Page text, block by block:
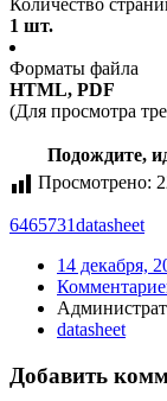
Количество
1 шт.
Форматы файла
HTML, PDF
(Для просмотра
Подождите,
Просмотрено:
6465731datasheet
14 декабря,
datasheet
Добавить